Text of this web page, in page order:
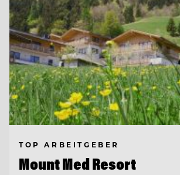
TOP ARBEITGEBER
Mount Med Resort